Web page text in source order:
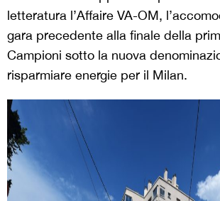
letteratura l’Affaire VA-OM,
gara precedente alla finale della
Campioni sotto la nuova
risparmiare energie per il Milan.